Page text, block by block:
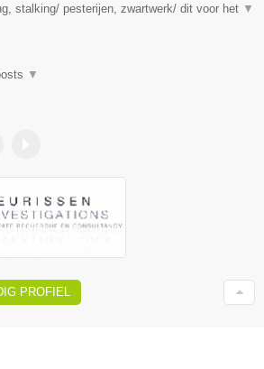
stalking/ pesterijen, zwartwerk/ dit voor het ▼
▼
PROFIEL